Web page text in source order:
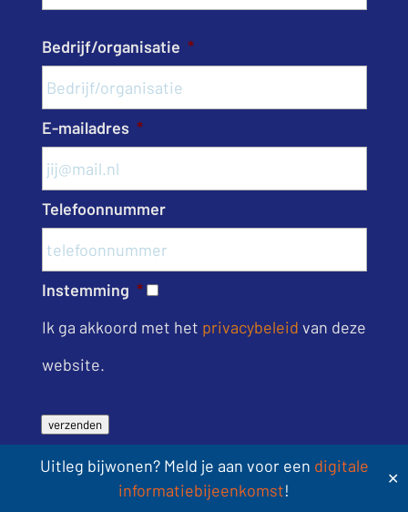
Uitleg bijwonen? Meld je aan voor een digitale
informatiebijeenkomst!
✕
Bedrijf/organisatie *
E-mailadres *
Telefoonnummer
Instemming *
Ik ga akkoord met het privacybeleid van deze
website.
verzenden